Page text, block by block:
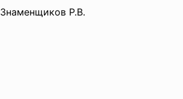
Знаменщиков Р.В.